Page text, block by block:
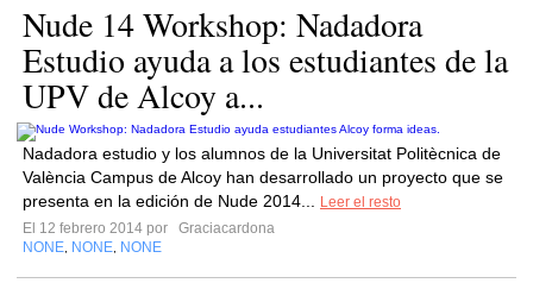
Nude 14 Workshop: Nadadora
Estudio ayuda a los estudiantes de la
UPV de Alcoy a...
Nadadora estudio y los alumnos de la Universitat Politècnica de
València Campus de Alcoy han desarrollado un proyecto que se
presenta en la edición de Nude 2014...
Leer el resto
El 12 febrero 2014 por
Graciacardona
NONE NONE NONE